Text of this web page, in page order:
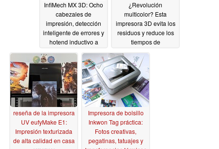
InfiMech MX 3D: Ocho
cabezales de
impresión, detección
inteligente de errores y
hotend inductivo a
bordo05/14/2026
¿Revolución
multicolor? Esta
impresora 3D evita los
residuos y reduce los
tiempos de
preparación
reseña de la impresora
UV eufyMake E1:
Impresión texturizada
de alta calidad en casa
Impresora de bolsillo
Inkwon Tag práctica:
Fotos creativas,
pegatinas, tatuajes y